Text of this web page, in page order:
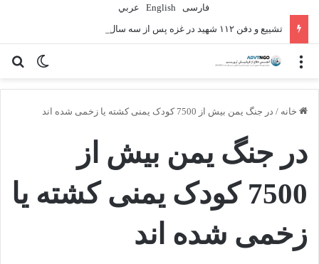
فارسی English
عربي
تشییع و دفن ۱۱۲ شهید در غزه پس از سه سال
تغییر منو
خانه / در جنگ یمن بیش از 7500 کودک یمنی کشته یا زخمی شده اند
در جنگ یمن بیش از
7500 کودک یمنی کشته یا
زخمی شده اند